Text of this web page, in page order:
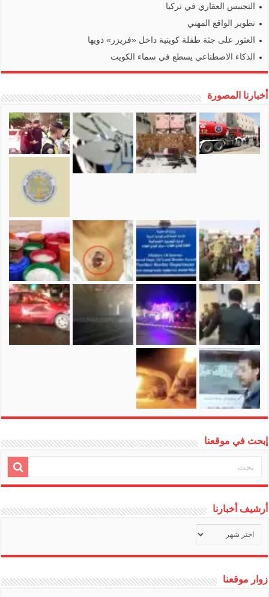
التجنيس العقاري في تركيا
تطوير الواقع المهني
العثور على جثة طفلة كويتية داخل «فريزر» ذويها
الذكاء الاصطناعي يسطع في سماء الكويت
أخبارنا المصورة
إبحث في موقعنا
أرشيف أخبارنا
أرشيف
أخبارنا
زوار موقعنا